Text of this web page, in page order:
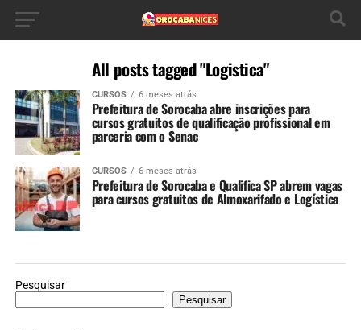
All posts tagged "Logistica"
CURSOS 6 meses atrás
Prefeitura de Sorocaba abre inscrições para
cursos gratuitos de qualificação profissional em
parceria com o Senac
CURSOS 6 meses atrás
Prefeitura de Sorocaba e Qualifica SP abrem vagas
para cursos gratuitos de Almoxarifado e Logística
Pesquisar
Pesquisar